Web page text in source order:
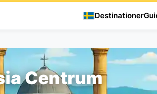
Destinationer
Centrum